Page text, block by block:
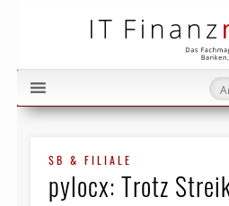
SB & FILIALE
pylocx: Trotz